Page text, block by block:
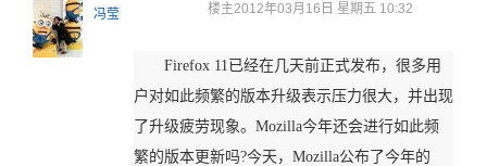
冯莹 楼主2012年03月16日 星期五 10:32
Firefox 11已经在几天前正式发布，很多用
户对如此频繁的版本升级表示压力很大，并出现
了升级疲劳现象。Mozilla今年还会进行如此频
繁的版本更新吗?今天，Mozilla公布了今年的